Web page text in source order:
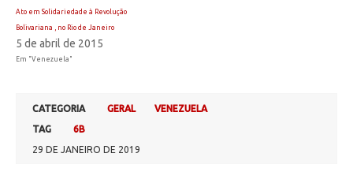
Ato em Solidariedade à Revolução
Bolivariana , no Rio de Janeiro
5 de abril de 2015
Em "Venezuela"
CATEGORIA GERAL
VENEZUELA
TAG
6B
29 DE JANEIRO DE 2019